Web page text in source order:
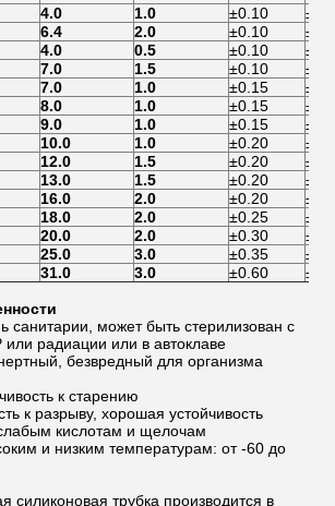
4.0 1.0 ±0.10
6.4 2.0 ±0.10
4.0 0.5 ±0.10
7.0 1.5 ±0.10
7.0 1.0 ±0.15
8.0 1.0 ±0.15
9.0 1.0 ±0.15
10.0 1.0 ±0.20
12.0 1.5 ±0.20
13.0 1.5 ±0.20
16.0 2.0 ±0.20
18.0 2.0 ±0.25
20.0 2.0 ±0.30
25.0 3.0 ±0.35
31.0 3.0 ±0.60
санитарии, может быть стерилизован с
радиации или в автоклаве
безвредный для организма
к старению
к разрыву, хорошая устойчивость
кислотам и щелочам
и низким температурам: от -60 до
силиконовая трубка производится в